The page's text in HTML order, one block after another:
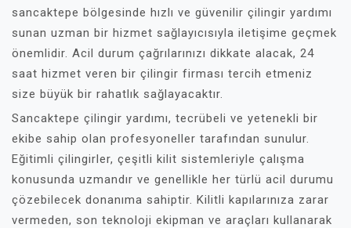
sancaktepe bölgesinde hızlı ve güvenilir çilingir yardımı
sunan uzman bir hizmet sağlayıcısıyla iletişime geçmek
önemlidir. Acil durum çağrılarınızı dikkate alacak, 24
saat hizmet veren bir çilingir firması tercih etmeniz
size büyük bir rahatlık sağlayacaktır.
Sancaktepe çilingir yardımı, tecrübeli ve yetenekli bir
ekibe sahip olan profesyoneller tarafından sunulur.
Eğitimli çilingirler, çeşitli kilit sistemleriyle çalışma
konusunda uzmandır ve genellikle her türlü acil durumu
çözebilecek donanıma sahiptir. Kilitli kapılarınıza zarar
vermeden, son teknoloji ekipman ve araçları kullanarak